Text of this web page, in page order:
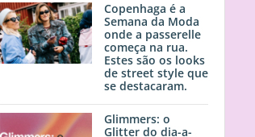
Copenhaga é a
Semana da Moda
onde a passerelle
começa na rua.
Estes são os looks
de street style que
se destacaram.
Glimmers: o
Glitter do dia-a-